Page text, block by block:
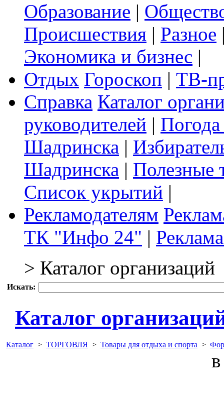
Образование |
Происшествия | Разное
Экономика и бизнес |
Отдых Гороскоп | ТВ-
Справка Каталог
руководителей |
Шадринска |
Шадринска | Полезные
Список укрытий |
Рекламодателям
ТК "Инфо 24" |
> Каталог организаций
Искать:
Каталог
Каталог > ТОРГОВЛЯ > Товары для отдыха и спорта >